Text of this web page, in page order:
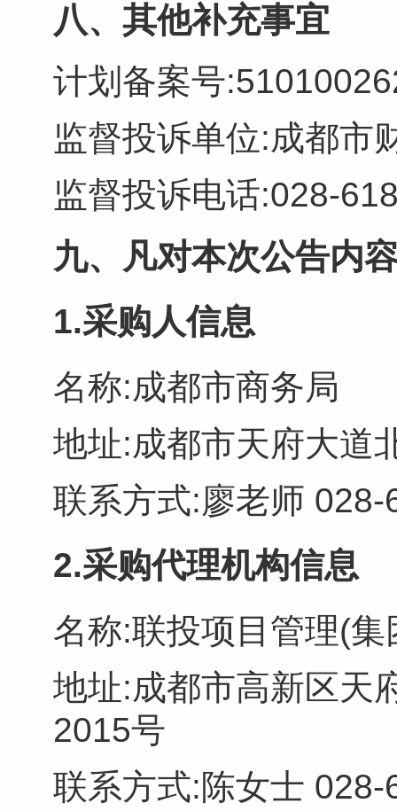
八、其他补充事宜
计划备案号
监督投诉单位:成都市
监督投诉电话:028-
九、凡对本次公告内
1.采购人信息
名称:成都市商务局
地址:成都市天府大道
联系方式:廖老师
2.采购代理机构信息
名称:联投项目管理(集
地址:成都市高新区天
2015号
联系方式:陈女士